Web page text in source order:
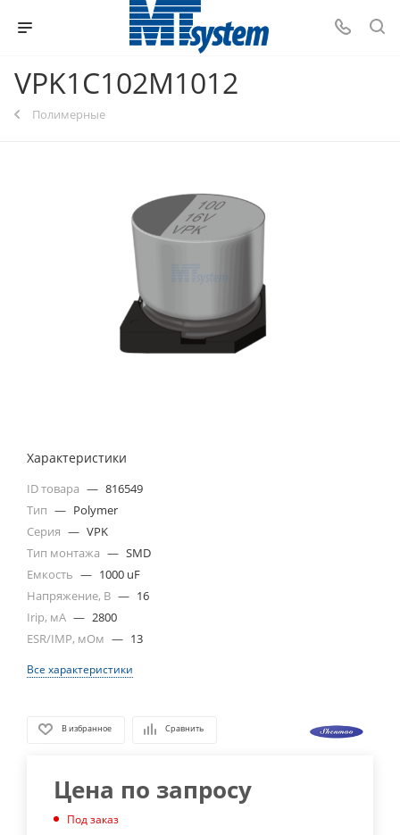
VPK1C102M1012
Полимерные
Характеристики
ID товара — 816549
Тип — Polymer
Серия — VPK
Тип монтажа — SMD
Емкость — 1000 uF
Напряжение, В — 16
Irip, мА — 2800
ESR/IMP, мОм — 13
Все характеристики
В избранное Сравнить
Цена по запросу
Под заказ